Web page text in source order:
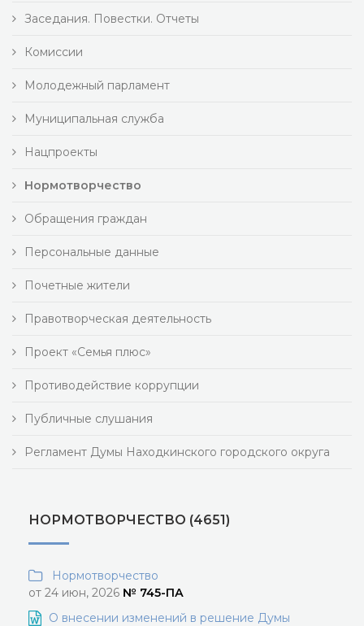
Заседания. Повестки. Отчеты
Комиссии
Молодежный парламент
Муниципальная служба
Нацпроекты
Нормотворчество
Обращения граждан
Персональные данные
Почетные жители
Правотворческая деятельность
Проект «Семья плюс»
Противодействие коррупции
Публичные слушания
Регламент Думы Находкинского городского округа
НОРМОТВОРЧЕСТВО (4651)
Нормотворчество
от 24 июн, 2026 № 745-ПА
О внесении изменений в решение Думы